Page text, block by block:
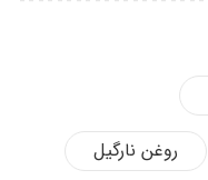
روغن نارگیل